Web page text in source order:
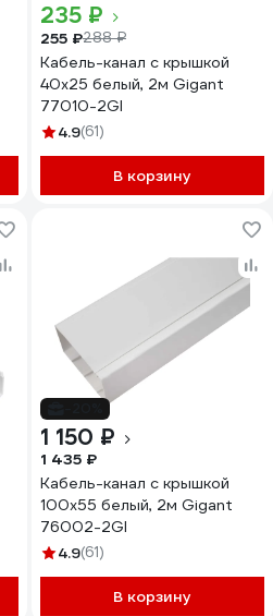
235 ₽
255 ₽288 ₽
Кабель-канал с крышкой
40x25 белый, 2м Gigant
77010-2GI
4.9(61)
В корзину
1 150 ₽
1 435 ₽
Кабель-канал с крышкой
100x55 белый, 2м Gigant
76002-2GI
4.9(61)
В корзину